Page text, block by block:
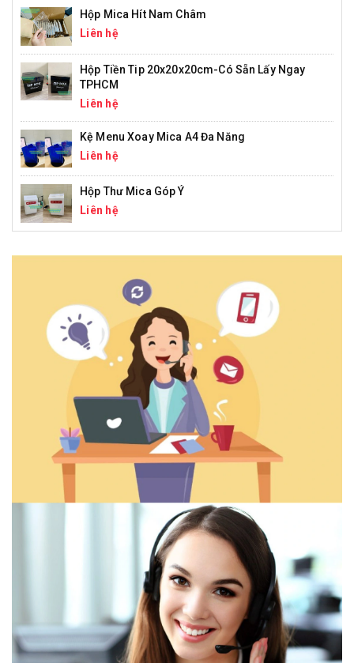
Hộp Mica Hít Nam Châm
Liên hệ
Hộp Tiền Tip 20x20x20cm-Có Sẵn Lấy Ngay
TPHCM
Liên hệ
Kệ Menu Xoay Mica A4 Đa Năng
Liên hệ
Hộp Thư Mica Góp Ý
Liên hệ